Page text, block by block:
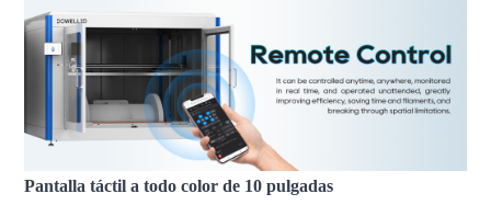
Pantalla táctil a todo color de 10 pulgadas